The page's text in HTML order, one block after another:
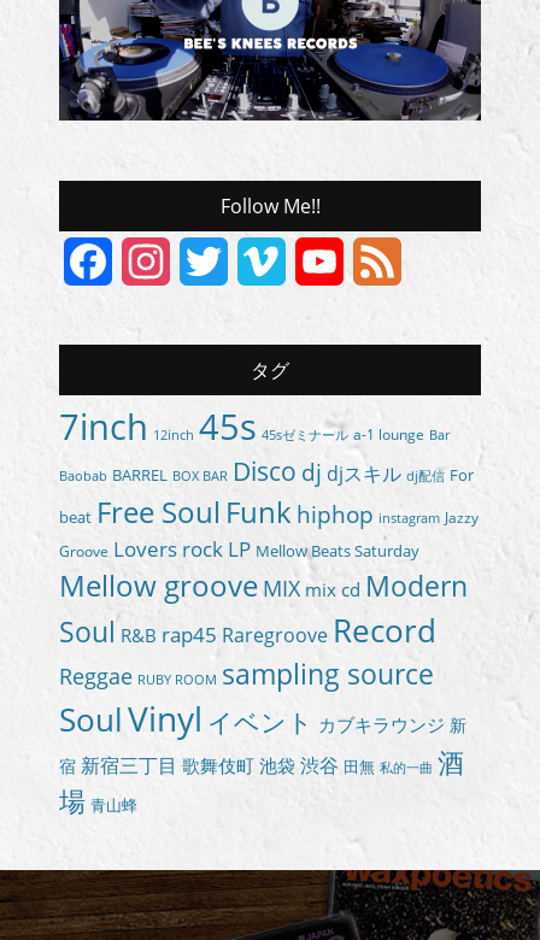
Follow Me!!
FacebookInstagram
Twitter Vimeo
YouTube
タグ
7inch 12inch 45s 45sゼミナール a-1 lounge Bar
Baobab BARREL BOX BAR Disco dj djスキル dj配信 For
beat Free Soul Funk hiphop instagram Jazzy
Groove Lovers rock LP Mellow Beats Saturday
Mellow groove MIX mix cd Modern
Soul R&B rap45 Raregroove Record
Reggae RUBY ROOM sampling source
SoulVinyl イベント カブキラウンジ 新
宿 新宿三丁目 歌舞伎町 池袋 渋谷 田無 私的一曲 酒
場 青山蜂